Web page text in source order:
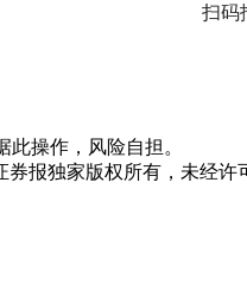
扫码
操作，风险自担。
报独家版权所有，未经许